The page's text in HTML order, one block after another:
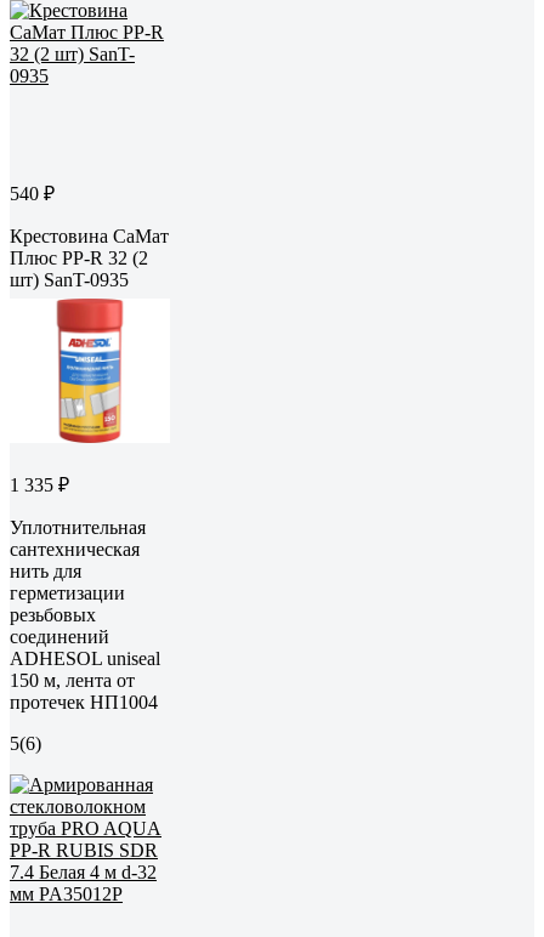
540 ₽
Крестовина СаМат
Плюс PP-R 32 (2
шт) SanT-0935
1 335 ₽
Уплотнительная
сантехническая
нить для
герметизации
резьбовых
соединений
ADHESOL uniseal
150 м, лента от
протечек НП1004
5(6)